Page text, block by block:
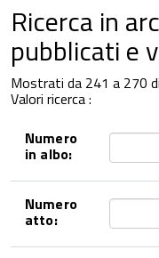
Ricerca in
pubblicati e
Mostrati da 241 a 270
Valori ricerca :
Numero
in albo:
Numero
atto: